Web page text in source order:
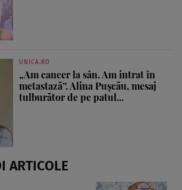
UNICA.RO
„Am cancer la sân. Am intrat în
metastază”. Alina Pușcău, mesaj
tulburător de pe patul...
ARTICOLE